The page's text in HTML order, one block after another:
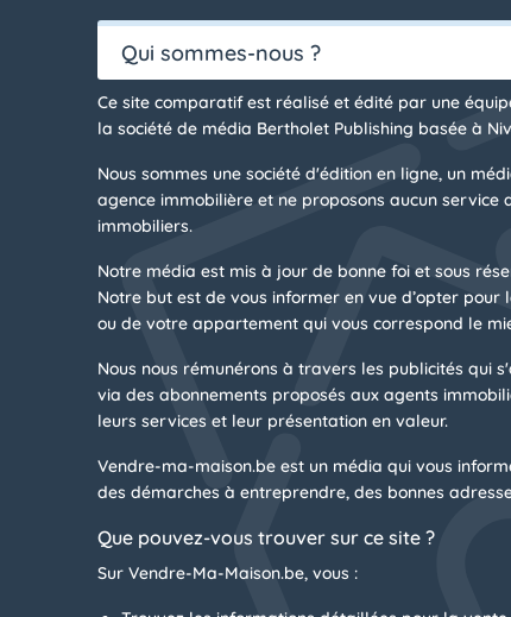
Qui sommes-nous ?
Ce site comparatif est réalisé et édité par une
la société de média Bertholet Publishing basée à
Nous sommes une société d'édition en ligne, un
agence immobilière et ne proposons aucun service
immobiliers.
Notre média est mis à jour de bonne foi et sous
Notre but est de vous informer en vue d’opter
ou de votre appartement qui vous correspond le
Nous nous rémunérons à travers les publicités qui
via des abonnements proposés aux agents
leurs services et leur présentation en valeur.
Vendre-ma-maison.be est un média qui vous
des démarches à entreprendre, des bonnes
Que pouvez-vous trouver sur ce site ?
Sur Vendre-Ma-Maison.be, vous :